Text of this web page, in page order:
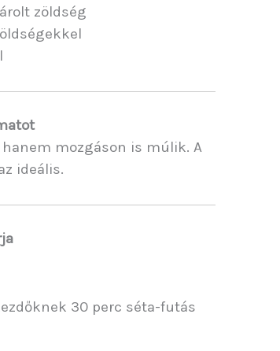
zöldség
mozgáson is múlik. A
ideális.
30 perc séta-futás